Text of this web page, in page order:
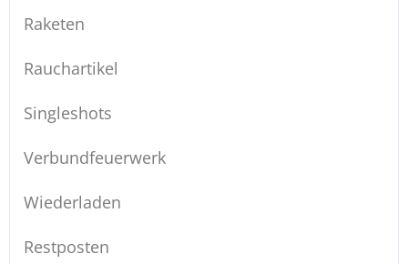
Raketen
Rauchartikel
Singleshots
Verbundfeuerwerk
Wiederladen
Restposten